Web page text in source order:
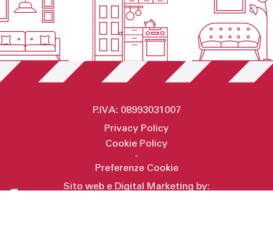
P.IVA: 08993031007
Privacy Policy
Cookie Policy
-
Preferenze Cookie
Sito web e Digital Marketing by: